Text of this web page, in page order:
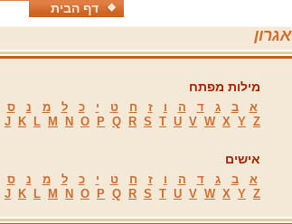
דף הבית
אגרון
מילות מפתח
א ב ג ד ה ו ז ח ט י כ ל מ נ ס
J K L M N O P Q R S T U V W X Y Z
אישים
א ב ג ד ה ו ז ח ט י כ ל מ נ ס
J K L M N O P Q R S T U V W X Y Z